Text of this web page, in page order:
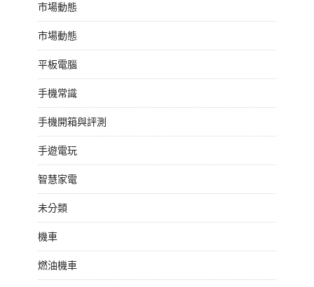
市場動態
市場動態
平板電腦
手機常識
手機開箱與評測
手遊電玩
智慧家電
未分類
機車
燃油機車